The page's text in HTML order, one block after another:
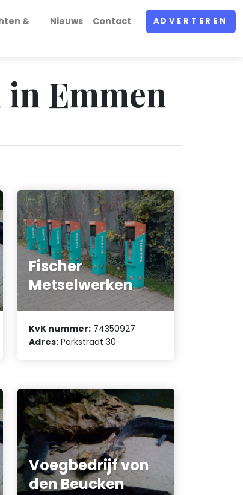
&
Nieuws Contact ADVERTEREN
in Emmen
Fischer
Metselwerken
KvK nummer: 74350927
Adres: Parkstraat 30
Voegbedrijf von
den Beucken